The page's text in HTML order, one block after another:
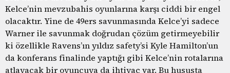
Kelce’nin mevzubahis oyunlarına karşı ciddi bir engel
olacaktır. Yine de 49ers savunmasında Kelce’yi sadece
Warner ile savunmak doğrudan çözüm getirmeyebilir
ki özellikle Ravens’ın yıldız safety’si Kyle Hamilton’un
da konferans finalinde yaptığı gibi Kelce’nin rotalarına
atlayacak bir oyuncuya da ihtiyaç var. Bu hususta